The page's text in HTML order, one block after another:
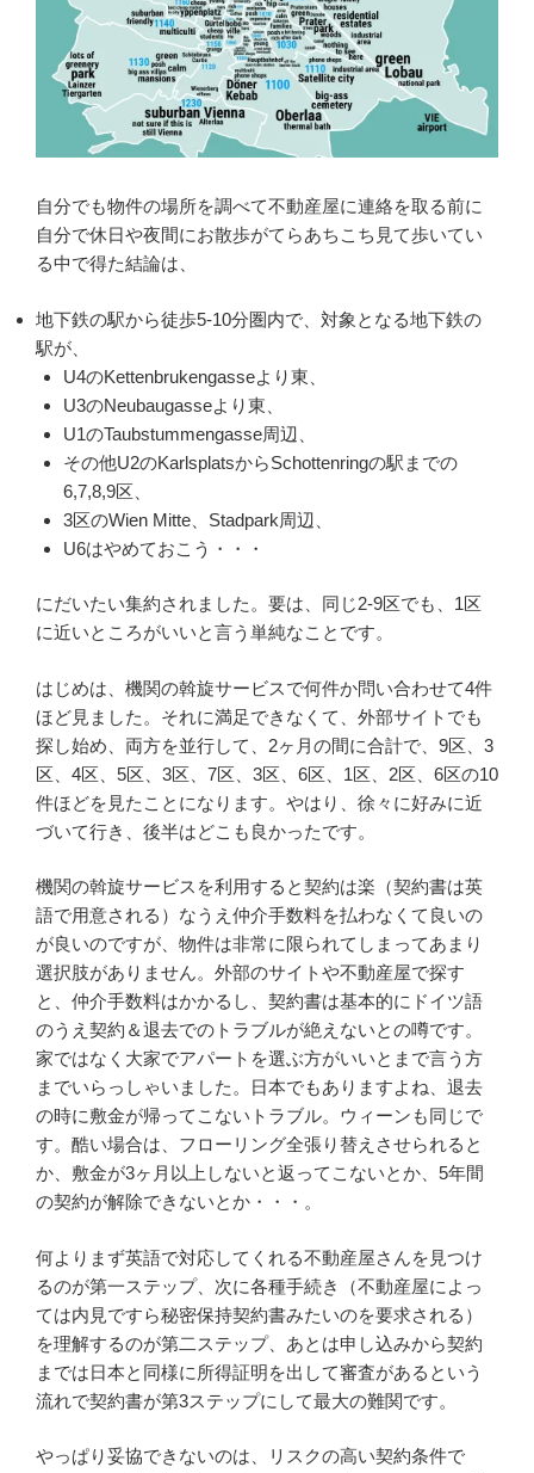
自分でも物件の場所を調べて不動産屋に連絡を取る前に
自分で休日や夜間にお散歩がてらあちこち見て歩いてい
る中で得た結論は、
地下鉄の駅から徒歩5-10分圏内で、対象となる地下鉄の
駅が、
U4のKettenbrukengasseより東、
U3のNeubaugasseより東、
U1のTaubstummengasse周辺、
その他U2のKarlsplatsからSchottenringの駅までの
6,7,8,9区、
3区のWien Mitte、Stadpark周辺、
U6はやめておこう・・・
にだいたい集約されました。要は、同じ2-9区でも、1区
に近いところがいいと言う単純なことです。
はじめは、機関の斡旋サービスで何件か問い合わせて4件
ほど見ました。それに満足できなくて、外部サイトでも
探し始め、両方を並行して、2ヶ月の間に合計で、9区、3
区、4区、5区、3区、7区、3区、6区、1区、2区、6区の10
件ほどを見たことになります。やはり、徐々に好みに近
づいて行き、後半はどこも良かったです。
機関の斡旋サービスを利用すると契約は楽（契約書は英
語で用意される）なうえ仲介手数料を払わなくて良いの
が良いのですが、物件は非常に限られてしまってあまり
選択肢がありません。外部のサイトや不動産屋で探す
と、仲介手数料はかかるし、契約書は基本的にドイツ語
のうえ契約＆退去でのトラブルが絶えないとの噂です。
家ではなく大家でアパートを選ぶ方がいいとまで言う方
までいらっしゃいました。日本でもありますよね、退去
の時に敷金が帰ってこないトラブル。ウィーンも同じで
す。酷い場合は、フローリング全張り替えさせられると
か、敷金が3ヶ月以上しないと返ってこないとか、5年間
の契約が解除できないとか・・・。
何よりまず英語で対応してくれる不動産屋さんを見つけ
るのが第一ステップ、次に各種手続き（不動産屋によっ
ては内見ですら秘密保持契約書みたいのを要求される）
を理解するのが第二ステップ、あとは申し込みから契約
までは日本と同様に所得証明を出して審査があるという
流れで契約書が第3ステップにして最大の難関です。
やっぱり妥協できないのは、リスクの高い契約条件で